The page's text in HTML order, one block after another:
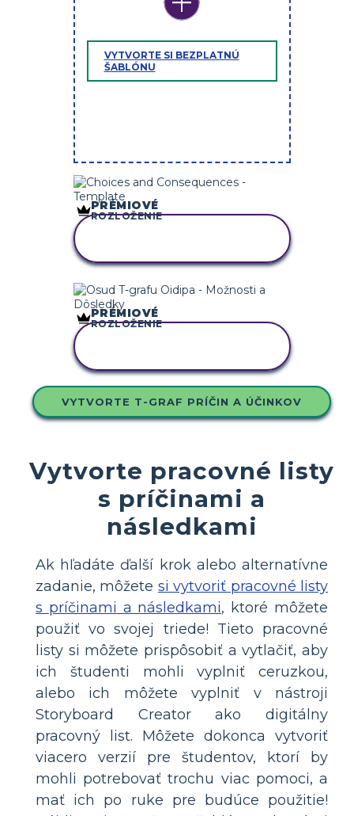
VYTVORTE SI BEZPLATNÚ
ŠABLÓNU
PRÉMIOVÉ
ROZLOŽENIE
PRÉMIOVÉ
ROZLOŽENIE
VYTVORTE T-GRAF PRÍČIN A ÚČINKOV
Vytvorte pracovné listy
s príčinami a
následkami
Ak hľadáte ďalší krok alebo alternatívne
zadanie, môžete si vytvoriť pracovné listy
s príčinami a následkami, ktoré môžete
použiť vo svojej triede! Tieto pracovné
listy si môžete prispôsobiť a vytlačiť, aby
ich študenti mohli vyplniť ceruzkou,
alebo ich môžete vyplniť v nástroji
Storyboard Creator ako digitálny
pracovný list. Môžete dokonca vytvoriť
viacero verzií pre študentov, ktorí by
mohli potrebovať trochu viac pomoci, a
mať ich po ruke pre budúce použitie!